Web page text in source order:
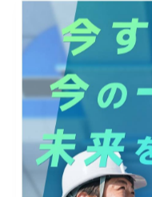
注意点として、極端に
場合や、追加で高額
す。厨房ダクト清掃
営業停止リスクもある
運営の安定につながり
ダクト清掃道具の活
ダクト清掃を効率的